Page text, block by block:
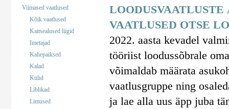
Viimased vaatlused
Kõik vaatlused
Kaitsealused liigid
Imetajad
Kahepaiksed
Kalad
Kiilid
Liblikad
Limused
VAATLUSED OTSE
2022. aasta kevadel
tööriist loodussõbrale
võimaldab määrata
vaatlusgruppe ning
ja lae alla uus äpp juba